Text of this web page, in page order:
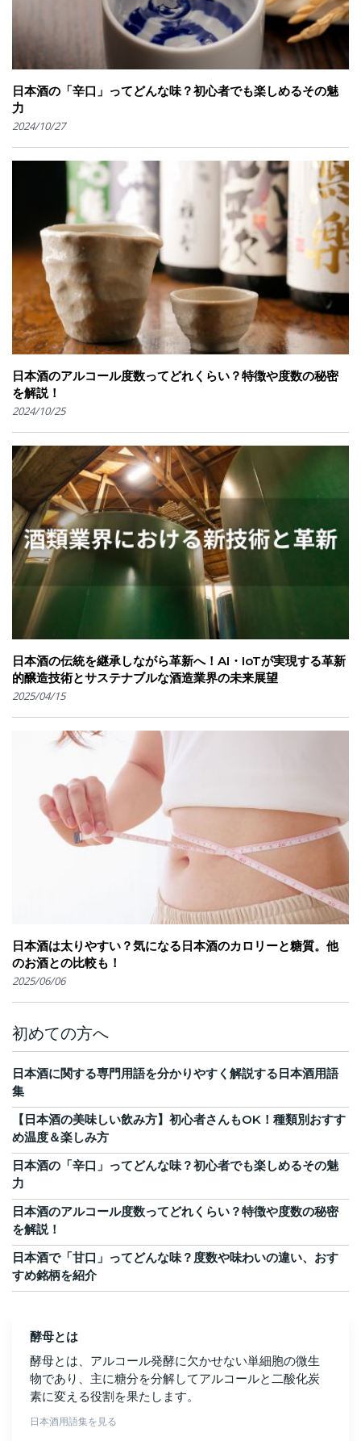
日本酒の「辛口」ってどんな味？初心者でも楽しめるその魅
力
2024/10/27
日本酒のアルコール度数ってどれくらい？特徴や度数の秘密
を解説！
2024/10/25
日本酒の伝統を継承しながら革新へ！AI・IoTが実現する革新
的醸造技術とサステナブルな酒造業界の未来展望
2025/04/15
日本酒は太りやすい？気になる日本酒のカロリーと糖質。他
のお酒との比較も！
2025/06/06
初めての方へ
日本酒に関する専門用語を分かりやすく解説する日本酒用語
集
【日本酒の美味しい飲み方】初心者さんもOK！種類別おすす
め温度＆楽しみ方
日本酒の「辛口」ってどんな味？初心者でも楽しめるその魅
力
日本酒のアルコール度数ってどれくらい？特徴や度数の秘密
を解説！
日本酒で「甘口」ってどんな味？度数や味わいの違い、おす
すめ銘柄を紹介
酵母とは
酵母とは、アルコール発酵に欠かせない単細胞の微生
物であり、主に糖分を分解してアルコールと二酸化炭
素に変える役割を果たします。
日本酒用語集を見る